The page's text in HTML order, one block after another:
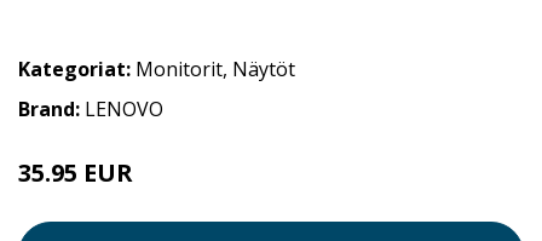
Kategoriat: Monitorit, Näytöt
Brand: LENOVO
35.95 EUR